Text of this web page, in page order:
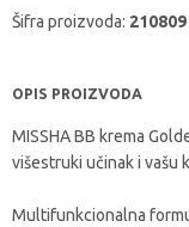
Šifra proizvoda: 210809
OPIS PROIZVODA
MISSHA BB krema
višestruki učinak i vašu
Multifunkcionalna